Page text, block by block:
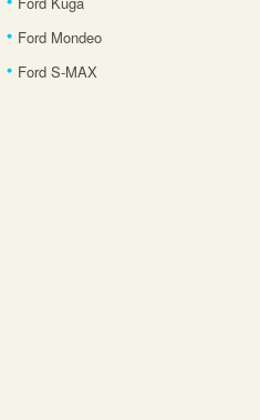
Ford Mondeo
Ford S-MAX